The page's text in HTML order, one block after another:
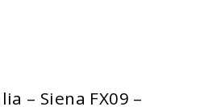
– Siena FX09 –